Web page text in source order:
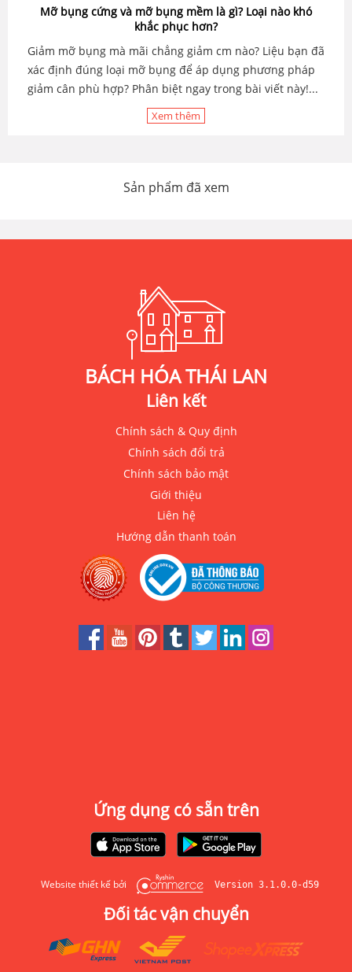
Mỡ bụng cứng và mỡ bụng mềm là gì? Loại nào khó
khắc phục hơn?
Giảm mỡ bụng mà mãi chẳng giảm cm nào? Liệu bạn đã
xác định đúng loại mỡ bụng để áp dụng phương pháp
giảm cân phù hợp? Phân biệt ngay trong bài viết này!...
Xem thêm
Sản phẩm đã xem
BÁCH HÓA THÁI LAN
Liên kết
Chính sách & Quy định
Chính sách đổi trả
Chính sách bảo mật
Giới thiệu
Liên hệ
Hướng dẫn thanh toán
Ứng dụng có sẵn trên
Website thiết kế bởi Version 3.1.0.0-d59
Đối tác vận chuyển